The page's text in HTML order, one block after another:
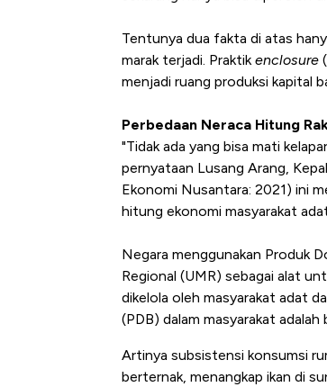
Tentunya dua fakta di atas
marak terjadi. Praktikenclosure
menjadi ruang produksi kapital
Perbedaan Neraca Hitung
"Tidak ada yang bisa mati
pernyataan Lusang Arang,
Ekonomi Nusantara: 2021) ini
hitung ekonomi masyarakat
Negara menggunakan Produk
Regional (UMR) sebagai alat
dikelola oleh masyarakat adat
(PDB) dalam masyarakat
Artinya subsistensi konsumsi
berternak, menangkap ikan di